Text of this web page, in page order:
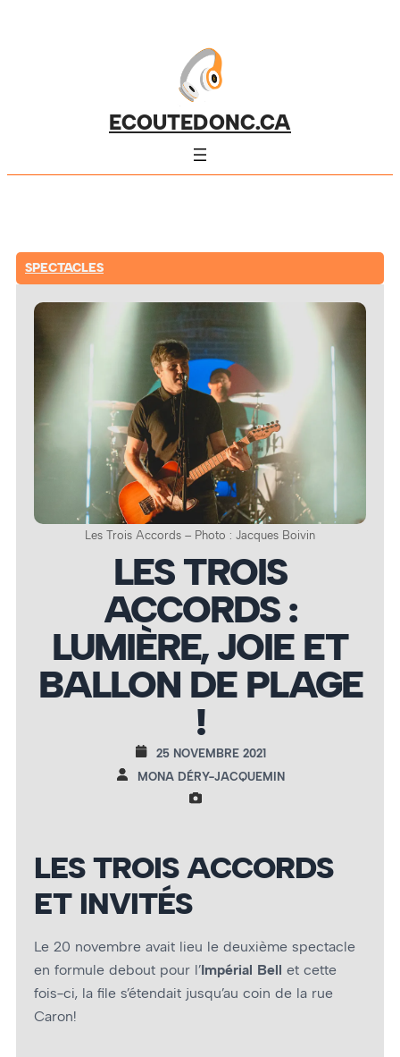
ECOUTEDONC.CA
SPECTACLES
Les Trois Accords – Photo : Jacques Boivin
LES TROIS
ACCORDS :
LUMIÈRE, JOIE ET
BALLON DE PLAGE
!
25 NOVEMBRE 2021
MONA DÉRY-JACQUEMIN
LES TROIS ACCORDS
ET INVITÉS
Le 20 novembre avait lieu le deuxième spectacle
en formule debout pour l’Impérial Bell et cette
fois-ci, la file s’étendait jusqu’au coin de la rue
Caron!